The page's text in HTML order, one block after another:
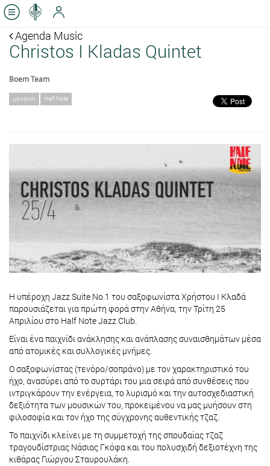
Agenda Music
Christos I Kladas Quintet
Boem Team
μουσική Half Note
Η υπέροχη Jazz Suite No.1 του σαξοφωνίστα Χρήστου Ι Κλαδά
παρουσιάζεται για πρώτη φορά στην Αθήνα, την Τρίτη 25
Απριλίου στο Half Note Jazz Club.
Eίναι ένα παιχνίδι ανάκλησης και ανάπλασης συναισθημάτων μέσα
από ατομικές και συλλογικές μνήμες.
Ο σαξοφωνίστας (τενόρο/σοπράνο) με τον χαρακτηριστικό του
ήχο, ανασύρει από το συρτάρι του μια σειρά από συνθέσεις που
ιντριγκάρουν την ενέργεια, το λυρισμό και την αυτοσχεδιαστική
δεξιότητα των μουσικών του, προκειμένου να μας μυήσουν στη
φιλοσοφία και τον ήχο της σύγχρονης αυθεντικής τζαζ.
Το παιχνίδι κλείνει με τη συμμετοχή της σπουδαίας τζαζ
τραγουδίστριας Νάσιας Γκόφα και του πολυσχιδή δεξιοτέχνη της
κιθάρας Γιώργου Σταυρουλάκη.